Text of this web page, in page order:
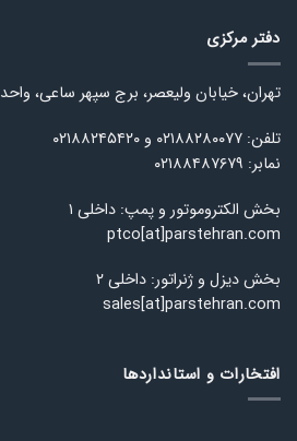
دفتر مرکزی
تهران، خیابان ولیعصر، برج سپهر ساعی، واحد 1007
تلفن: ۰۲۱۸۸۲۸۰۰۷۷ و ۰۲۱۸۸۲۴۵۴۲۰
نمابر: ۰۲۱۸۸۴۸۷۶۷۹
بخش الکتروموتور و پمپ: داخلی ۱
ptco[at]parstehran.com
بخش دیزل و ژنراتور: داخلی ۲
sales[at]parstehran.com
افتخارات و استانداردها